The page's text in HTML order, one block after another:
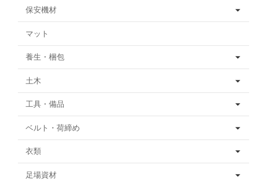
保安機材
マット
養生・梱包
土木
工具・備品
ベルト・荷締め
衣類
足場資材